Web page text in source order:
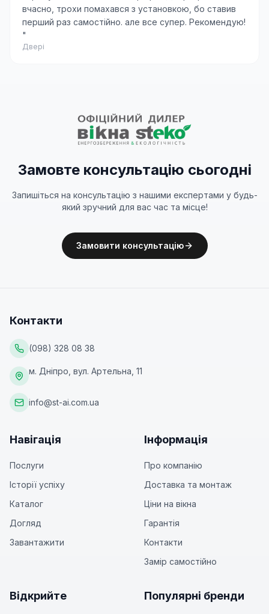
вчасно, трохи помахався з установкою, бо ставив
перший раз самостійно. але все супер. Рекомендую!
"
Двері
Замовте консультацію сьогодні
Запишіться на консультацію з нашими експертами у будь-
який зручний для вас час та місце!
Замовити консультацію
Контакти
(098) 328 08 38
м. Дніпро, вул. Артельна, 11
info@st-ai.com.ua
Навігація
Послуги
Історії успіху
Каталог
Догляд
Завантажити
Інформація
Про компанію
Доставка та монтаж
Ціни на вікна
Гарантія
Контакти
Замір самостійно
Відкрийте Популярні бренди